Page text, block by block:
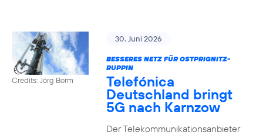
Credits: Jörg Borm
30. Juni 2026
BESSERES NETZ FÜR OSTPRIGNITZ-
RUPPIN
Telefónica
Deutschland bringt
5G nach Karnzow
Der Telekommunikationsanbieter